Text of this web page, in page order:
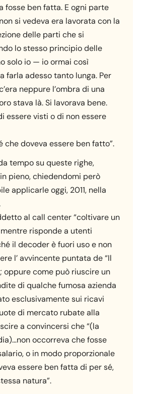
fosse ben fatta. E ogni parte
si vedeva era lavorata con la
delle parti che si
lo stesso principio delle
solo io — io ormai così
farla adesso tanto lunga. Per
neppure l’ombra di una
stava là. Si lavorava bene.
essere visti o di non essere
che doveva essere ben fatto”.
tempo su queste righe,
pieno, chiedendomi però
applicarle oggi, 2011, nella
al call center “coltivare un
risponde a utenti
il decoder è fuori uso e non
l’ avvincente puntata de “Il
oppure come può riuscire un
di qualche fumosa azienda
esclusivamente sui ricavi
di mercato rubate alla
a convincersi che “(la
occorreva che fosse
o in modo proporzionale
essere ben fatta di per sé,
natura”.